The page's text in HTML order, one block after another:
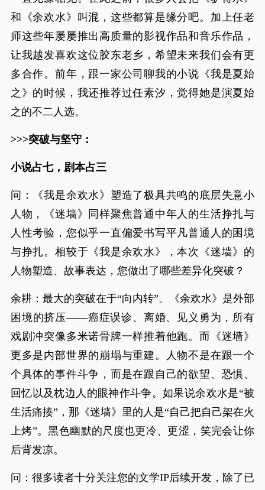
和《余欢水》叫混，这些都算是缘分吧。加上任老
师这些年屡屡推出高质量的影视作品和音乐作品，
让我越发喜欢这位胶东老乡，希望未来我们会有更
多合作。前年，跟一家公司聊我的小说《我是夏始
之》的时候，我还推荐过任素汐，觉得她是演夏始
之的不二人选。
>>>突破与坚守：
小说占七，剧本占三
问：《我是余欢水》塑造了极具共鸣的底层失意小
人物，《迷墙》同样聚焦普通中年人的生活挣扎与
人性考验，您似乎一直偏爱书写平凡普通人的困境
与挣扎。相较于《我是余欢水》，本次《迷墙》的
人物塑造、故事表达，您做出了哪些差异化突破？
余耕：最大的突破在于“向内转”。《余欢水》是外部
困境的挤压——癌症误诊、离婚、见义勇为，所有
戏剧冲突像多米诺骨牌一样推着他跑。而《迷墙》
更多是内部世界的崩塌与重建。人物不是在跟一个
个具体的事件斗争，而是在跟自己的欲望、恐惧、
回忆以及枕边人的眼神作斗争。如果说余欢水是“被
生活痛揍”，那《迷墙》里的人是“自己把自己架在火
上烤”。黑色幽默的尺度也更冷、更涩，笑完会让你
后背发凉。
问：很多读者十分关注您的文学IP后续开发，除了已